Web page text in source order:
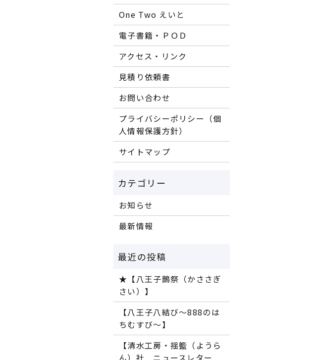
One Two えいと
電子書籍・ＰＯＤ
アクセス・リンク
見積り依頼書
お問い合わせ
プライバシーポリシー（個
人情報保護方針）
サイトマップ
お知らせ
最新情報
★【八王子鵲祭（かささぎ
さい）】
【八王子八結び～888のは
ちむすび～】
【清水工房・揺籃（ようら
ん）社 ニュースレター